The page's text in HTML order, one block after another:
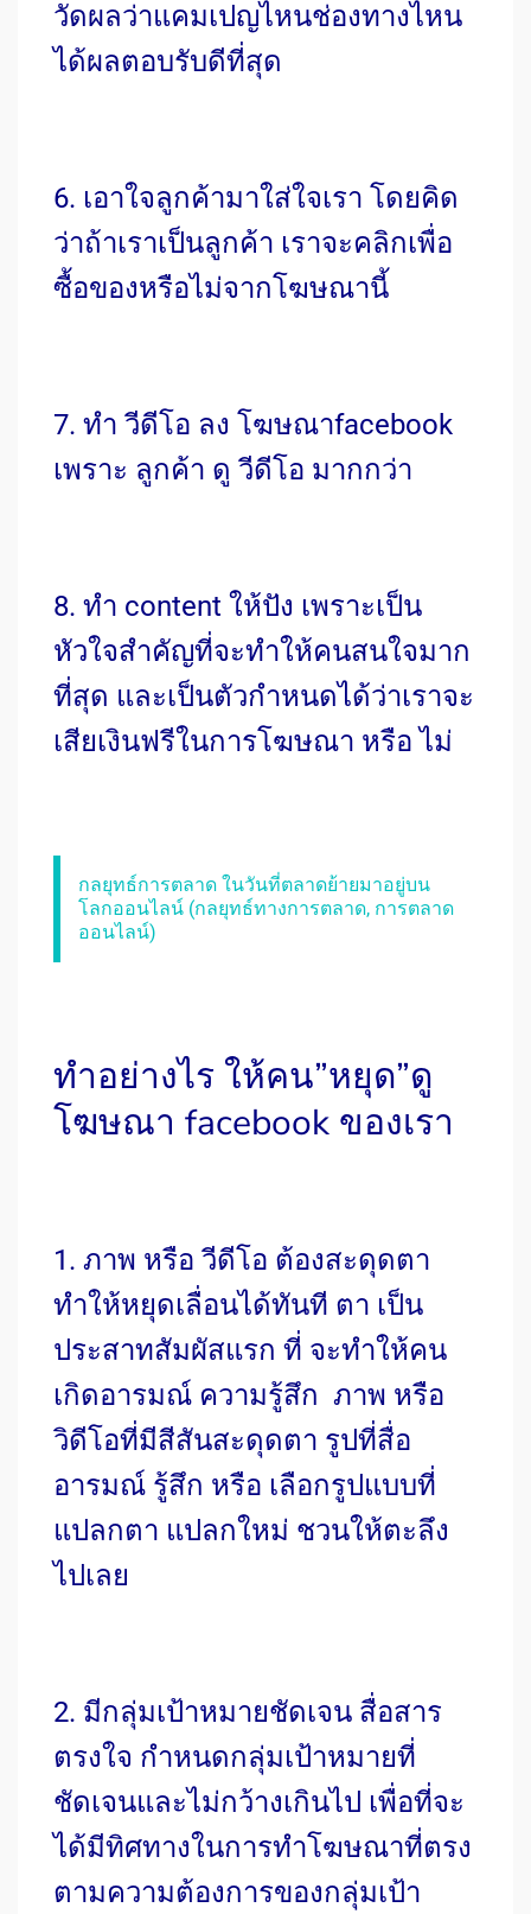
วัดผลว่าแคมเปญไหนช่องทางไหน
ได้ผลตอบรับดีที่สุด
6. เอาใจลูกค้ามาใส่ใจเรา โดยคิด
ว่าถ้าเราเป็นลูกค้า เราจะคลิกเพื่อ
ซื้อของหรือไม่จากโฆษณานี้
7. ทำ วีดีโอ ลง โฆษณาfacebook
เพราะ ลูกค้า ดู วีดีโอ มากกว่า
8. ทำ content ให้ปัง เพราะเป็น
หัวใจสำคัญที่จะทำให้คนสนใจมาก
ที่สุด และเป็นตัวกำหนดได้ว่าเราจะ
เสียเงินฟรีในการโฆษณา หรือ ไม่
กลยุทธ์การตลาด ในวันที่ตลาดย้ายมาอยู่บน
โลกออนไลน์ (กลยุทธ์ทางการตลาด, การตลาด
ออนไลน์)
ทำอย่างไร ให้คน”หยุด”ดู
โฆษณา facebook ของเรา
1. ภาพ หรือ วีดีโอ ต้องสะดุดตา
ทำให้หยุดเลื่อนได้ทันที ตา เป็น
ประสาทสัมผัสแรก ที่ จะทำให้คน
เกิดอารมณ์ ความรู้สึก ภาพ หรือ
วิดีโอที่มีสีสันสะดุดตา รูปที่สื่อ
อารมณ์ รู้สึก หรือ เลือกรูปแบบที่
แปลกตา แปลกใหม่ ชวนให้ตะลึง
ไปเลย
2. มีกลุ่มเป้าหมายชัดเจน สื่อสาร
ตรงใจ กำหนดกลุ่มเป้าหมายที่
ชัดเจนและไม่กว้างเกินไป เพื่อที่จะ
ได้มีทิศทางในการทำโฆษณาที่ตรง
ตามความต้องการของกลุ่มเป้า